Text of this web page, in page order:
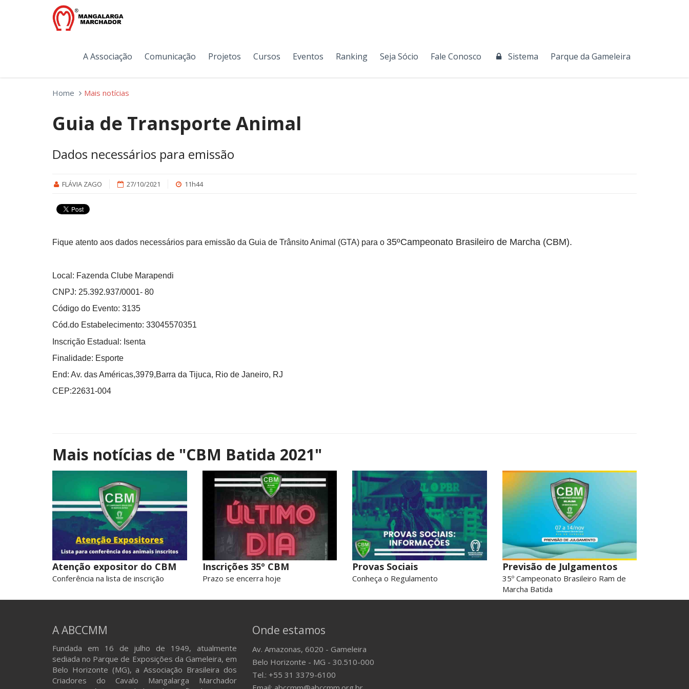
A Associação Comunicação Projetos Cursos Eventos Ranking Seja Sócio Fale Conosco Sistema Parque da Gameleira
Home Mais notícias
Guia de Transporte Animal
Dados necessários para emissão
FLÁVIA ZAGO 27/10/2021 11h44
Fique atento aos dados necessários para emissão da Guia de Trânsito Animal (GTA) para o 35ºCampeonato Brasileiro de Marcha (CBM).
Local: Fazenda Clube Marapendi
CNPJ: 25.392.937/0001- 80
Código do Evento: 3135
Cód.do Estabelecimento: 33045570351
Inscrição Estadual: Isenta
Finalidade: Esporte
End: Av. das Américas,3979,Barra da Tijuca, Rio de Janeiro, RJ
CEP:22631-004
Mais notícias de "CBM Batida 2021"
Atenção expositor do CBM
Conferência na lista de inscrição
Inscrições 35º CBM
Prazo se encerra hoje
Provas Sociais
Conheça o Regulamento
Previsão de Julgamentos
35º Campeonato Brasileiro Ram de
Marcha Batida
A ABCCMM
Fundada em 16 de julho de 1949, atualmente
sediada no Parque de Exposições da Gameleira, em
Belo Horizonte (MG), a Associação Brasileira dos
Criadores do Cavalo Mangalarga Marchador
Onde estamos
Av. Amazonas, 6020 - Gameleira
Belo Horizonte - MG - 30.510-000
Tel.: +55 31 3379-6100